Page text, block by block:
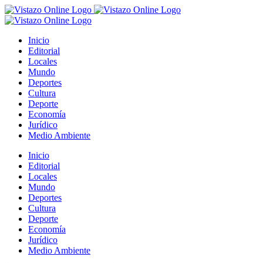
Saltar
al
Inicio
Editorial
Locales
Mundo
Deportes
Cultura
Deporte
Economía
Jurídico
Medio Ambiente
Inicio
Editorial
Locales
Mundo
Deportes
Cultura
Deporte
Economía
Jurídico
Medio Ambiente